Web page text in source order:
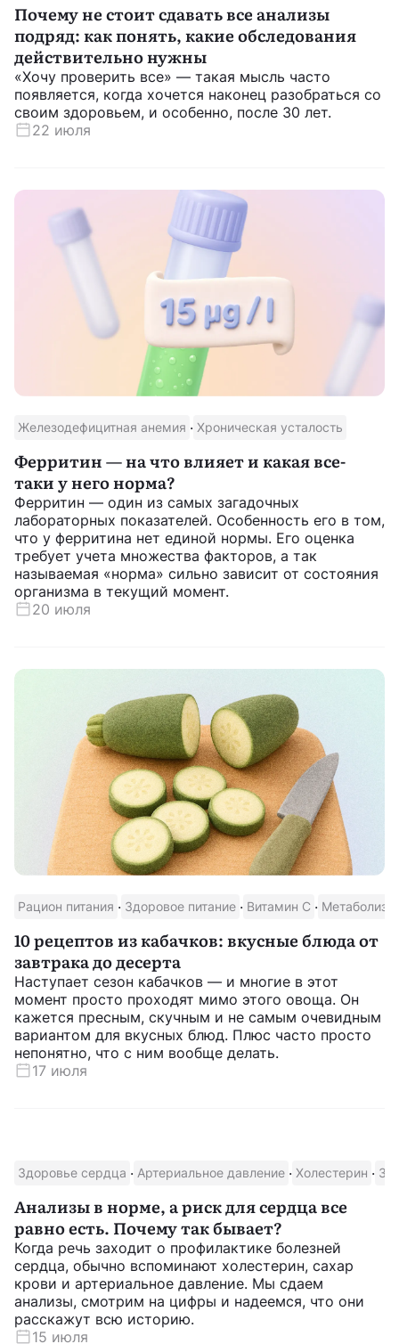
Почему не стоит сдавать все анализы
подряд: как понять, какие обследования
действительно нужны
«Хочу проверить все» — такая мысль часто
появляется, когда хочется наконец разобраться со
своим здоровьем, и особенно, после 30 лет.
22 июля
Железодефицитная анемия · Хроническая усталость
Ферритин — на что влияет и какая все-
таки у него норма?
Ферритин — один из самых загадочных
лабораторных показателей. Особенность его в том,
что у ферритина нет единой нормы. Его оценка
требует учета множества факторов, а так
называемая «норма» сильно зависит от состояния
организма в текущий момент.
20 июля
Рацион питания · Здоровое питание · Витамин С · Метаболизм
10 рецептов из кабачков: вкусные блюда от
завтрака до десерта
Наступает сезон кабачков — и многие в этот
момент просто проходят мимо этого овоща. Он
кажется пресным, скучным и не самым очевидным
вариантом для вкусных блюд. Плюс часто просто
непонятно, что с ним вообще делать.
17 июля